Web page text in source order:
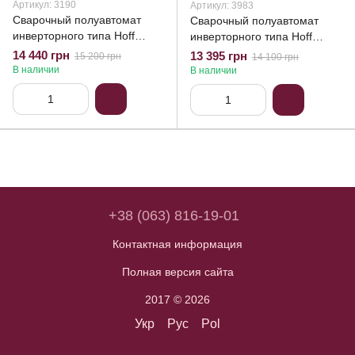
Артикул: 3190
Сварочный полуавтомат
инверторного типа Hoff
MIG/MMA-400
14 440 грн 15 200 грн
В наличии
Артикул: 3983
Сварочный полуавтомат
инверторного типа Hoff
MIG/MMA-380
13 395 грн 14 100 грн
В наличии
+38 (063) 816-19-01
Контактная информация
Полная версия сайта
2017 © 2026
Укр Рус Pol